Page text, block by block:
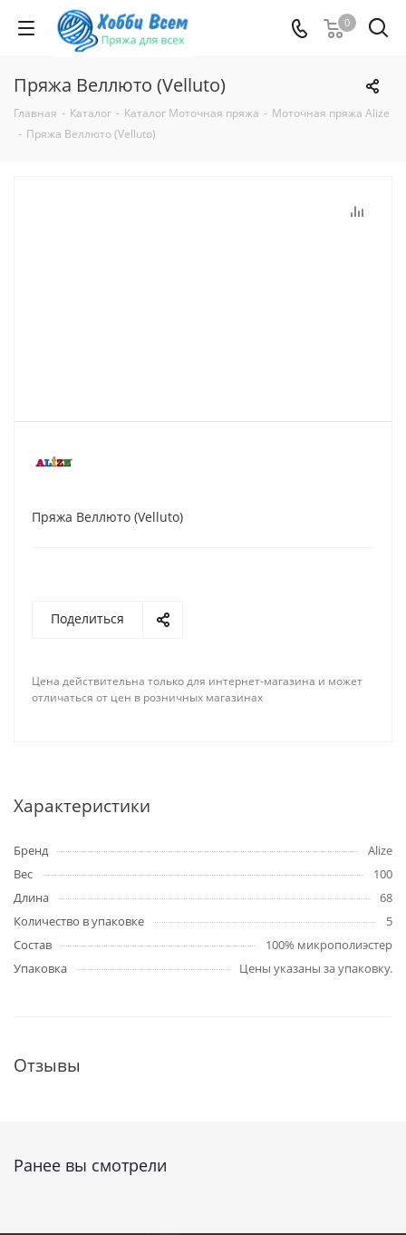
0
Пряжа Веллюто (Velluto)
Главная - Каталог - Каталог Моточная пряжа - Моточная пряжа Alize
- Пряжа Веллюто (Velluto)
Пряжа Веллюто (Velluto)
Поделиться
Цена действительна только для интернет-магазина и может
отличаться от цен в розничных магазинах
Характеристики
Бренд
Alize
Вес
100
Длина
68
Количество в упаковке
5
Состав
100% микрополиэстер
Упаковка
Цены указаны за упаковку.
Отзывы
Ранее вы смотрели